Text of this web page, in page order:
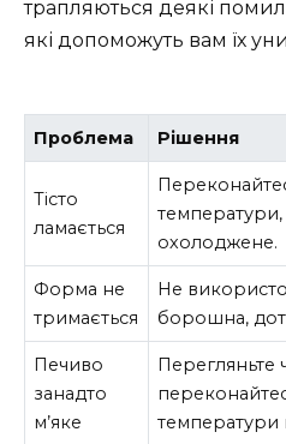
трапляються деякі
які допоможуть вам їх
Проблема Рішення
Тісто
ламається
температури,
охолоджене.
Форма не
тримається
Не
борошна,
Печиво
занадто
м’яке
Перегляньте
температури